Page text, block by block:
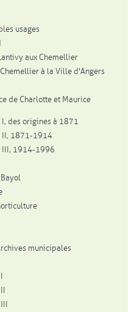
usages
aux Chemellier
à la Ville d'Angers
de Charlotte et Maurice
I, des origines à 1871
II, 1871-1914
III, 1914-1996
municipales